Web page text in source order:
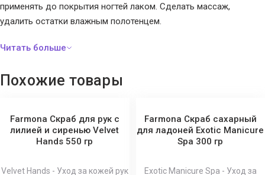
применять до покрытия ногтей лаком. Сделать массаж,
удалить остатки влажным полотенцем.
Похожие товары
Farmona Скраб для рук с
лилией и сиренью Velvet
Hands 550 гр
Velvet Hands - Уход за кожей рук
Farmona Скраб сахарный
для ладоней Exotic Manicure
Spa 300 гр
Exotic Manicure Spa - Уход за